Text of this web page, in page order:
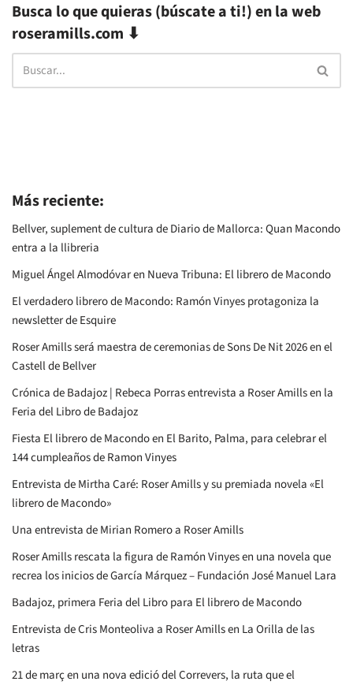
Busca lo que quieras (búscate a ti!) en la web
roseramills.com ⬇
Más reciente:
Bellver, suplement de cultura de Diario de Mallorca: Quan Macondo
entra a la llibreria
Miguel Ángel Almodóvar en Nueva Tribuna: El librero de Macondo
El verdadero librero de Macondo: Ramón Vinyes protagoniza la
newsletter de Esquire
Roser Amills será maestra de ceremonias de Sons De Nit 2026 en el
Castell de Bellver
Crónica de Badajoz | Rebeca Porras entrevista a Roser Amills en la
Feria del Libro de Badajoz
Fiesta El librero de Macondo en El Barito, Palma, para celebrar el
144 cumpleaños de Ramon Vinyes
Entrevista de Mirtha Caré: Roser Amills y su premiada novela «El
librero de Macondo»
Una entrevista de Mirian Romero a Roser Amills
Roser Amills rescata la figura de Ramón Vinyes en una novela que
recrea los inicios de García Márquez – Fundación José Manuel Lara
Badajoz, primera Feria del Libro para El librero de Macondo
Entrevista de Cris Monteoliva a Roser Amills en La Orilla de las
letras
21 de març en una nova edició del Correvers, la ruta que el